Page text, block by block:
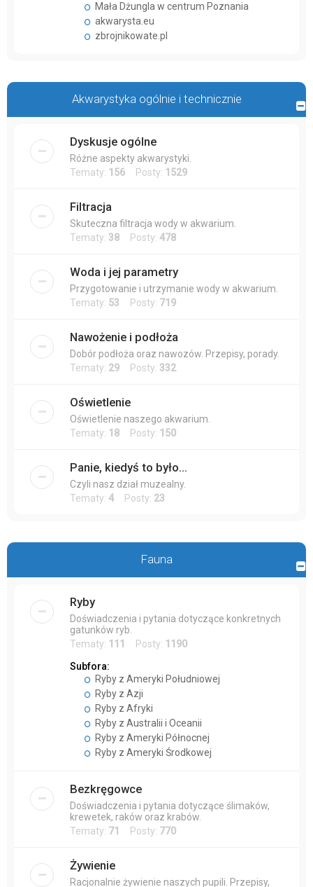
Mała Dżungla w centrum Poznania
akwarysta.eu
zbrojnikowate.pl
Akwarystyka ogólnie i technicznie
Dyskusje ogólne
Różne aspekty akwarystyki.
Tematy: 156 Posty: 1529
Filtracja
Skuteczna filtracja wody w akwarium.
Tematy: 38 Posty: 478
Woda i jej parametry
Przygotowanie i utrzymanie wody w akwarium.
Tematy: 53 Posty: 719
Nawożenie i podłoża
Dobór podłoża oraz nawozów. Przepisy, porady.
Tematy: 29 Posty: 332
Oświetlenie
Oświetlenie naszego akwarium.
Tematy: 18 Posty: 150
Panie, kiedyś to było...
Czyli nasz dział muzealny.
Tematy: 4 Posty: 23
Fauna
Ryby
Doświadczenia i pytania dotyczące konkretnych
gatunków ryb.
Tematy: 111 Posty: 1190
Subfora:
Ryby z Ameryki Południowej
Ryby z Azji
Ryby z Afryki
Ryby z Australii i Oceanii
Ryby z Ameryki Północnej
Ryby z Ameryki Środkowej
Bezkręgowce
Doświadczenia i pytania dotyczące ślimaków,
krewetek, raków oraz krabów.
Tematy: 71 Posty: 770
Żywienie
Racjonalnie żywienie naszych pupili. Przepisy,